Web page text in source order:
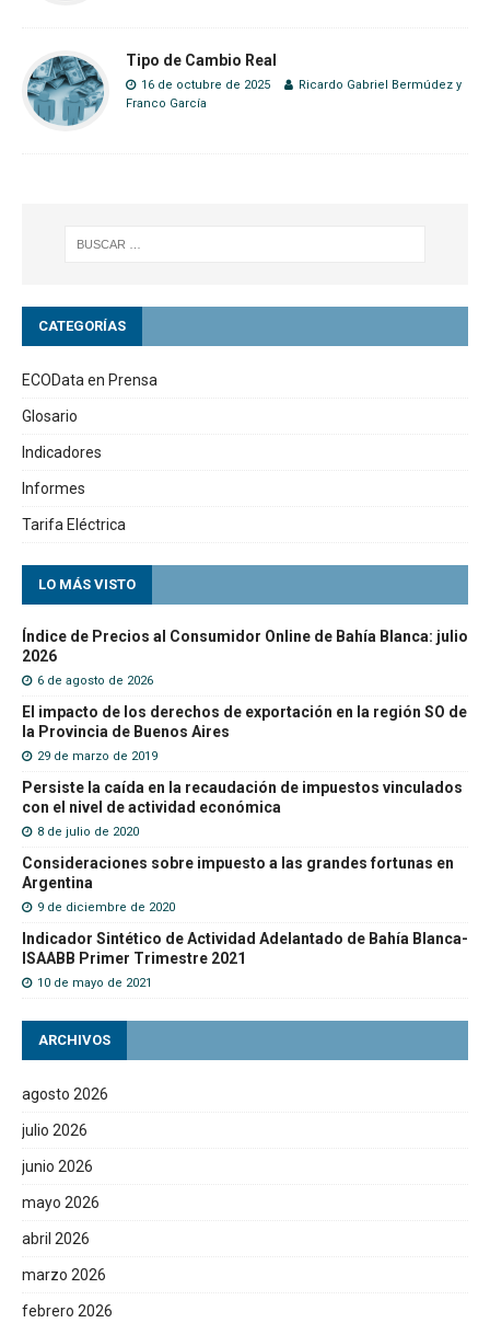
Tipo de Cambio Real
16 de octubre de 2025 Ricardo Gabriel Bermúdez y
Franco García
CATEGORÍAS
ECOData en Prensa
Glosario
Indicadores
Informes
Tarifa Eléctrica
LO MÁS VISTO
Índice de Precios al Consumidor Online de Bahía Blanca: julio
2026
6 de agosto de 2026
El impacto de los derechos de exportación en la región SO de
la Provincia de Buenos Aires
29 de marzo de 2019
Persiste la caída en la recaudación de impuestos vinculados
con el nivel de actividad económica
8 de julio de 2020
Consideraciones sobre impuesto a las grandes fortunas en
Argentina
9 de diciembre de 2020
Indicador Sintético de Actividad Adelantado de Bahía Blanca-
ISAABB Primer Trimestre 2021
10 de mayo de 2021
ARCHIVOS
agosto 2026
julio 2026
junio 2026
mayo 2026
abril 2026
marzo 2026
febrero 2026